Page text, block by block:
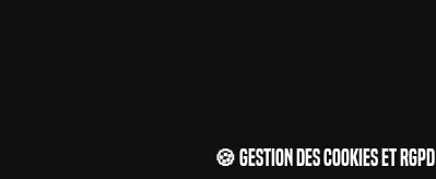
🍪 Gestion des cookies et RGPD